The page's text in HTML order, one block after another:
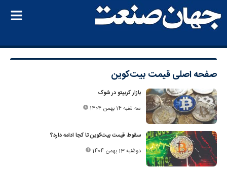
صفحه اصلیقیمت بیت‌کوین
بازار کریپتو در شوک
سه شنبه 14 بهمن 1404
سقوط قیمت بیت‌کوین تا کجا ادامه دارد؟
دوشنبه 13 بهمن 1404